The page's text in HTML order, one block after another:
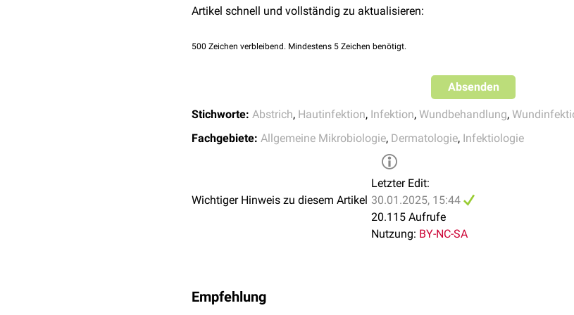
gold-farbene oder blau/grüne feuchte Nekrose
Mit diesen Angaben erhält derMikrobiologe
Artikel schnell und vollständig zu aktualisieren:
500 Zeichen verbleibend. Mindestens 5 Zeichen benötigt.
Absenden
Stichworte: Abstrich, Hautinfektion, Infektion, Wundbehandlung,
Fachgebiete: Allgemeine Mikrobiologie, Dermatologie, Infektiologie
Wichtiger Hinweis zu diesem Artikel
Letzter Edit:
30.01.2025, 15:44
20.115 Aufrufe
Nutzung: BY-NC-SA
Empfehlung